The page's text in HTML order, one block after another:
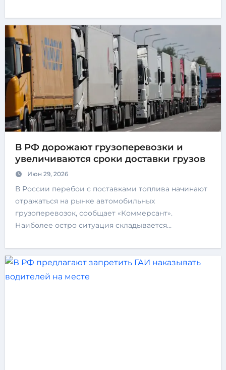
В РФ дорожают грузоперевозки и
увеличиваются сроки доставки грузов
Июн 29, 2026
В России перебои с поставками топлива начинают
отражаться на рынке автомобильных
грузоперевозок, сообщает «Коммерсант».
Наиболее остро ситуация складывается…